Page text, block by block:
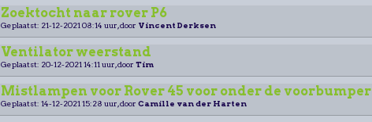
Zoektocht naar rover P6
Geplaatst: 21-12-2021 08:14 uur, door Vincent Derksen
Ventilator weerstand
Geplaatst: 20-12-2021 14:11 uur, door Tim
Mistlampen voor Rover 45 voor onder de voorbumper
Geplaatst: 14-12-2021 15:28 uur, door Camille van der Harten